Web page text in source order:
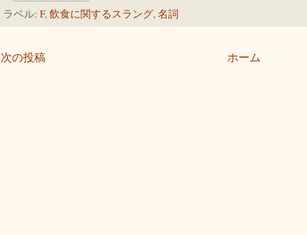
ラベル: F,飲食に関するスラング,名詞
次の投稿 ホーム